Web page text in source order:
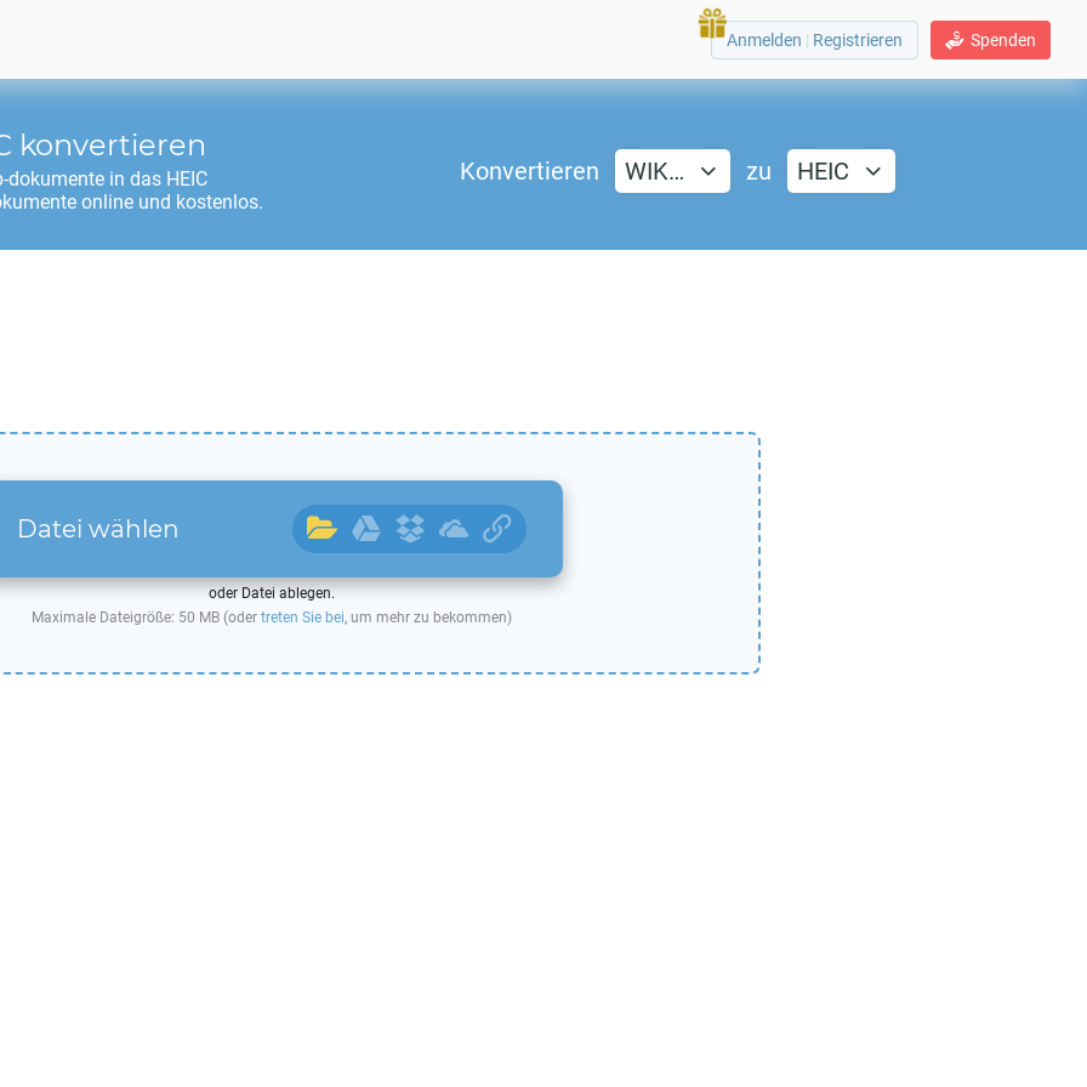
Spenden
Anmelden | Registrieren
konvertieren
dokumente in das HEIC
online und kostenlos.
Konvertieren WIK… zu HEIC
Datei wählen
oder Datei ablegen.
Maximale Dateigröße: 50 MB (oder treten Sie bei, um mehr zu bekommen)